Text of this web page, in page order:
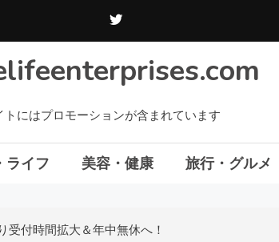
トにはプロモーションが含まれています
ライフ 美容・健康 旅行・グルメ
付時間拡大＆年中無休へ！